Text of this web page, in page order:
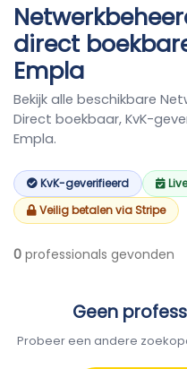
direct
Empla
Bekijk alle beschikbare
Direct boekbaar, KvK-
Empla.
KvK-geverifieerd
Veilig betalen via Stripe
0 professionals gevonden
Geen
Probeer een andere